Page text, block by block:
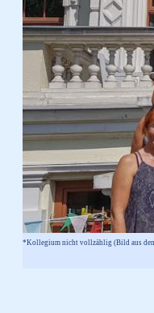
*Kollegium nicht vollzählig (Bild aus